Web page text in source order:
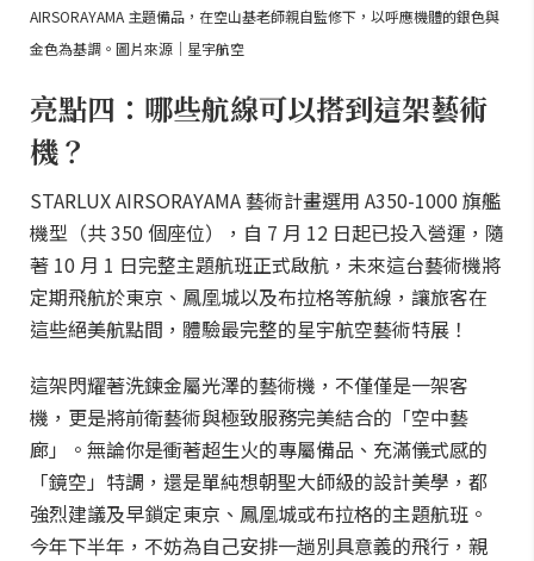
AIRSORAYAMA 主題備品，在空山基老師親自監修下，以呼應機體的銀色與
金色為基調。圖片來源｜星宇航空
亮點四：哪些航線可以搭到這架藝術
機？
STARLUX AIRSORAYAMA 藝術計畫選用 A350-1000 旗艦
機型（共 350 個座位），自 7 月 12 日起已投入營運，隨
著 10 月 1 日完整主題航班正式啟航，未來這台藝術機將
定期飛航於東京、鳳凰城以及布拉格等航線，讓旅客在
這些絕美航點間，體驗最完整的星宇航空藝術特展！
這架閃耀著洗鍊金屬光澤的藝術機，不僅僅是一架客
機，更是將前衛藝術與極致服務完美結合的「空中藝
廊」。無論你是衝著超生火的專屬備品、充滿儀式感的
「鏡空」特調，還是單純想朝聖大師級的設計美學，都
強烈建議及早鎖定東京、鳳凰城或布拉格的主題航班。
今年下半年，不妨為自己安排一趟別具意義的飛行，親